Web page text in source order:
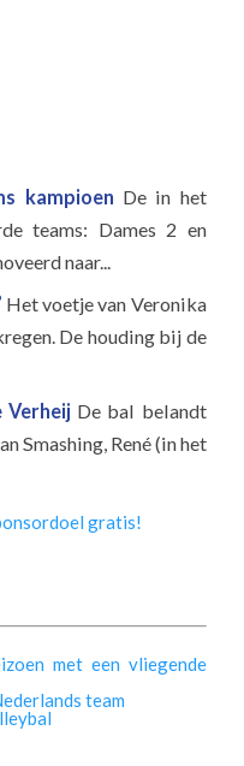
kampioen De in het
teams: Dames 2 en
naar...
Het voetje van Veronika
De houding bij de
Verheij De bal belandt
Smashing, René (in het
met een vliegende
team